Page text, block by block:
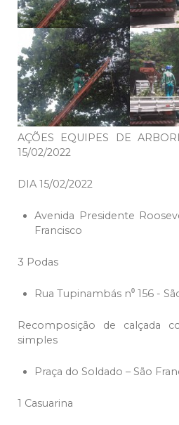
AÇÕES EQUIPES DE
15/02/2022
DIA 15/02/2022
Avenida Presidente
Francisco
3 Podas
Rua Tupinambás n⁰ 156 -
Recomposição de calçada
simples
Praça do Soldado – São
1 Casuarina